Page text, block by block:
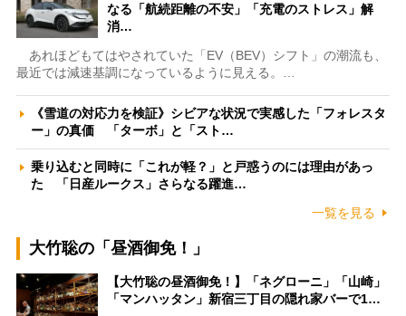
なる「航続距離の不安」「充電のストレス」解
消…
あれほどもてはやされていた「EV（BEV）シフト」の潮流も、
最近では減速基調になっているように見える。…
《雪道の対応力を検証》シビアな状況で実感した「フォレスタ
ー」の真価 「ターボ」と「スト…
乗り込むと同時に「これが軽？」と戸惑うのには理由があっ
た 「日産ルークス」さらなる躍進…
一覧を見る
大竹聡の「昼酒御免！」
【大竹聡の昼酒御免！】「ネグローニ」「山崎」
「マンハッタン」新宿三丁目の隠れ家バーで1…